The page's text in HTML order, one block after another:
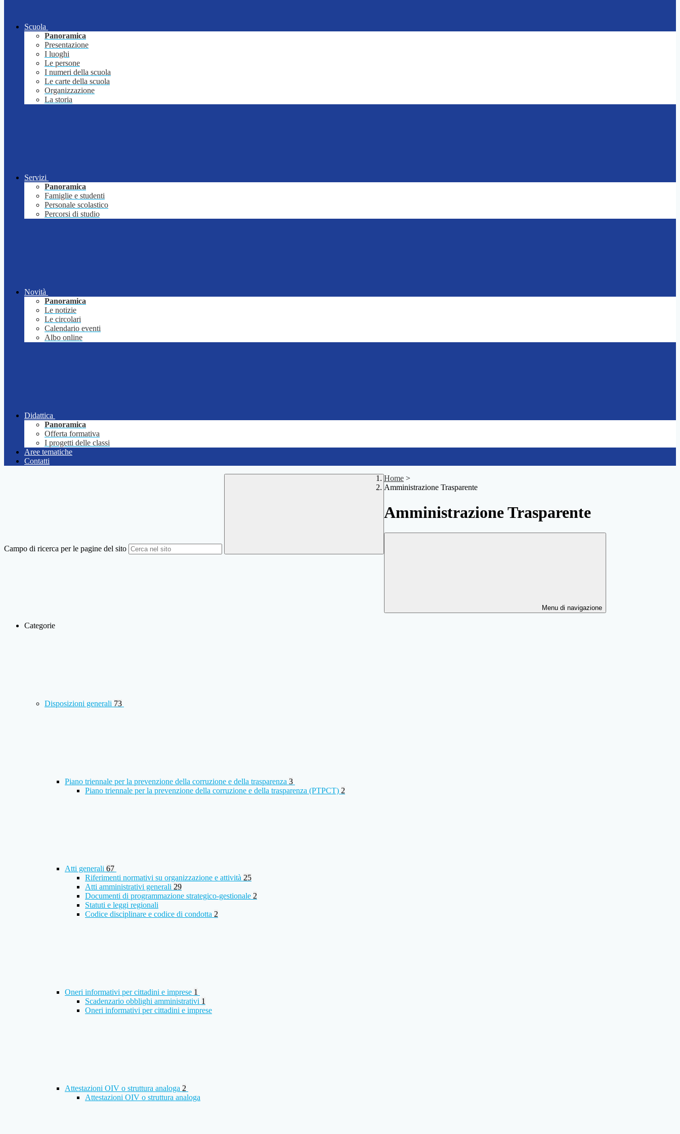
Scuola
Panoramica
Presentazione
I luoghi
Le persone
I numeri della scuola
Le carte della scuola
Organizzazione
La storia
Servizi
Panoramica
Famiglie e studenti
Personale scolastico
Percorsi di studio
Novità
Panoramica
Le notizie
Le circolari
Calendario eventi
Albo online
Didattica
Panoramica
Offerta formativa
I progetti delle classi
Aree tematiche
Contatti
Campo di ricerca per le pagine del sito
Home >
Amministrazione Trasparente
Amministrazione Trasparente
Menu di navigazione
Categorie
Disposizioni generali 73
Piano triennale per la prevenzione della corruzione e della trasparenza 3
Piano triennale per la prevenzione della corruzione e della trasparenza (PTPCT) 2
Atti generali 67
Riferimenti normativi su organizzazione e attività 25
Atti amministrativi generali 29
Documenti di programmazione strategico-gestionale 2
Statuti e leggi regionali
Codice disciplinare e codice di condotta 2
Oneri informativi per cittadini e imprese 1
Scadenzario obblighi amministrativi 1
Oneri informativi per cittadini e imprese
Attestazioni OIV o struttura analoga 2
Attestazioni OIV o struttura analoga